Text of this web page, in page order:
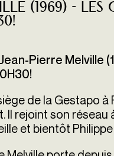
(1969) -
Pierre
de la Gestapo
rejoint son réseau
et bientôt